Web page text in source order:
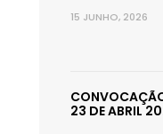
15 JUNHO, 2026
23 DE ABRIL